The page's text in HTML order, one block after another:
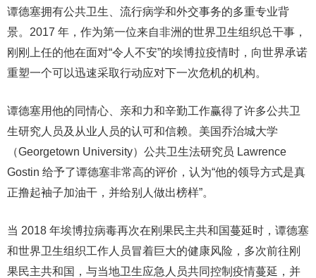
谭德塞拥有公共卫生、流行病学和外交事务的多重专业背
景。2017 年，作为第一位来自非洲的世界卫生组织总干事，
刚刚上任的他在面对“令人不安”的埃博拉疫情时，向世界承诺
重塑一个可以迅速采取行动应对下一次危机的机构。
谭德塞用他的同情心、亲和力和辛勤工作赢得了许多公共卫
生研究人员及从业人员的认可和信赖。美国乔治城大学
（Georgetown University）公共卫生法研究员 Lawrence
Gostin 给予了谭德塞非常高的评价，认为“他的领导方式是真
正撸起袖子加油干，并给别人做出榜样”。
当 2018 年埃博拉病毒再次在刚果民主共和国蔓延时，谭德塞
和世界卫生组织工作人员冒着巨大的健康风险，多次前往刚
果民主共和国，与当地卫生应急人员共同控制疫情蔓延，并